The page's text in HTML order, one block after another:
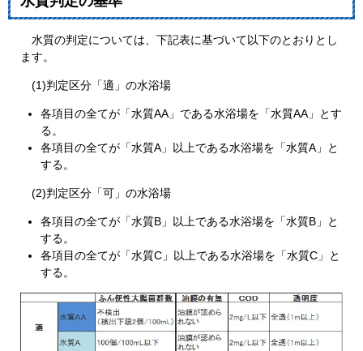
水質の判定については、下記表に基づいて以下のとおりとし
ます。
(1)判定区分「適」の水浴場
各項目の全てが「水質AA」である水浴場を「水質AA」とす
る。
各項目の全てが「水質A」以上である水浴場を「水質A」と
する。
(2)判定区分「可」の水浴場
各項目の全てが「水質B」以上である水浴場を「水質B」と
する。
各項目の全てが「水質C」以上である水浴場を「水質C」と
する。